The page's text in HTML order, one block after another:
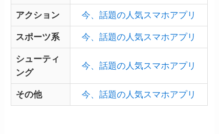
アクション 今、話題の人気スマホアプリ
スポーツ系 今、話題の人気スマホアプリ
シューティ
ング
今、話題の人気スマホアプリ
その他 今、話題の人気スマホアプリ